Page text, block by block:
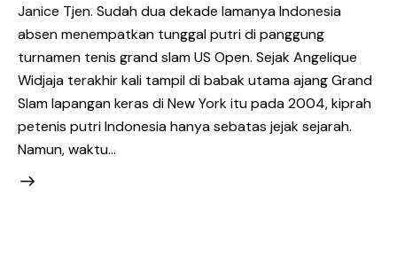
Janice Tjen. Sudah dua dekade lamanya Indonesia
absen menempatkan tunggal putri di panggung
turnamen tenis grand slam US Open. Sejak Angelique
Widjaja terakhir kali tampil di babak utama ajang Grand
Slam lapangan keras di New York itu pada 2004, kiprah
petenis putri Indonesia hanya sebatas jejak sejarah.
Namun, waktu…